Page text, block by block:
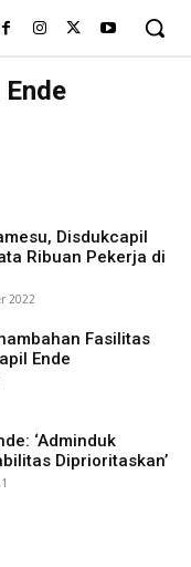
Disdukcapil
Ribuan Pekerja di
2022
Fasilitas
Ende
‘Adminduk
Diprioritaskan’